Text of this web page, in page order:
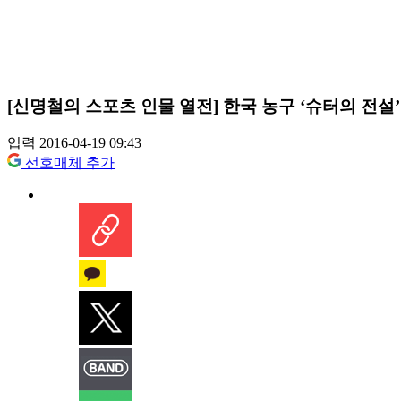
[신명철의 스포츠 인물 열전] 한국 농구 ‘슈터의 전설
입력 2016-04-19 09:43
선호매체 추가